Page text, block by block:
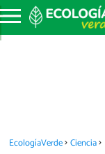
EcologíaVerde Ciencia